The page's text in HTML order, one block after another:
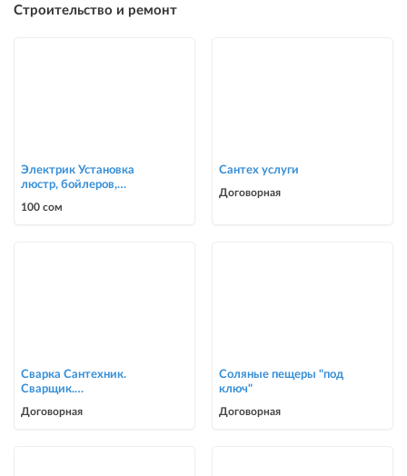
Строительство и ремонт
Электрик Установка
люстр, бойлеров,
0700303090
100 сом
Сантех услуги
Договорная
Сварка Сантехник.
Сварщик.
сварочные работы в Биш
Договорная
Соляные пещеры "под
ключ"
Договорная